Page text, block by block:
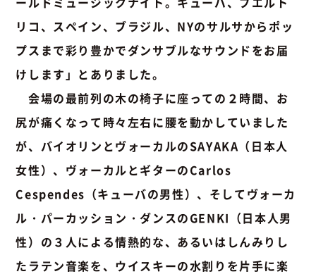
リコ、スペイン、ブラジル、NYのサルサからポッ
プスまで彩り豊かでダンサブルなサウンドをお届
けします」とありました。
会場の最前列の木の椅子に座っての２時間、お
尻が痛くなって時々左右に腰を動かしていました
が、バイオリンとヴォーカルのSAYAKA（日本人
女性）、ヴォーカルとギターのCarlos
Cespendes（キューバの男性）、そしてヴォーカ
ル・パーカッション・ダンスのGENKI（日本人男
性）の３人による情熱的な、あるいはしんみりし
たラテン音楽を、ウイスキーの水割りを片手に楽